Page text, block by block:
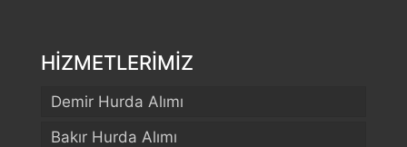
HİZMETLERİMİZ
Demir Hurda Alımı
Bakır Hurda Alımı